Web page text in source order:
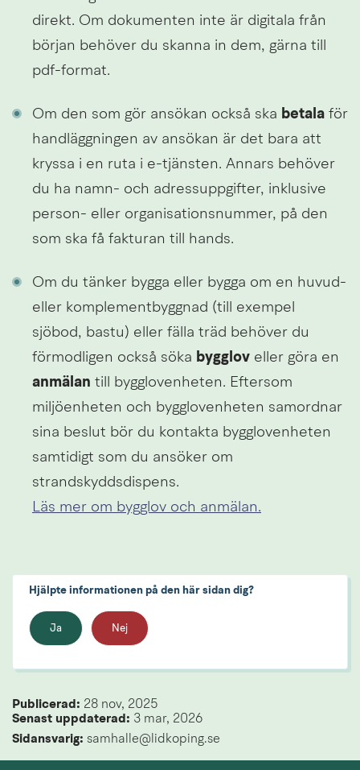
direkt. Om dokumenten inte är digitala från
början behöver du skanna in dem, gärna till
pdf-format.
Om den som gör ansökan också ska betala för
handläggningen av ansökan är det bara att
kryssa i en ruta i e-tjänsten. Annars behöver
du ha namn- och adressuppgifter, inklusive
person- eller organisationsnummer, på den
som ska få fakturan till hands.
Om du tänker bygga eller bygga om en huvud-
eller komplementbyggnad (till exempel
sjöbod, bastu) eller fälla träd behöver du
förmodligen också söka bygglov
anmälan till bygglovenheten. Eftersom
miljöenheten och bygglovenheten samordnar
sina beslut bör du kontakta bygglovenheten
samtidigt som du ansöker om
strandskyddsdispens.
Läs mer om bygglov och anmälan.
Hjälpte informationen på den här sidan dig?
Ja Nej
Publicerad: 28 nov, 2025
Senast uppdaterad: 3 mar, 2026
Sidansvarig: samhalle@lidkoping.se